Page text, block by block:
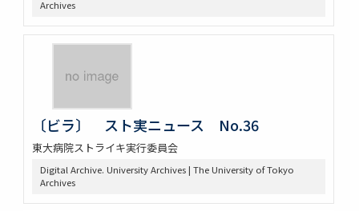
Archives
〔ビラ〕 スト実ニュース No.36
東大病院ストライキ実行委員会
Digital Archive. University Archives | The University of Tokyo
Archives